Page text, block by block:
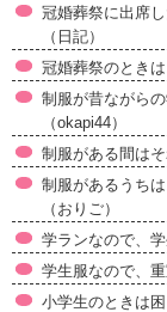
冠婚葬祭に出席
（日記）
冠婚葬祭のとき
制服が昔ながら
（okapi44）
制服がある間は
制服があるうち
（おりご）
学ランなので、
学生服なので、
小学生のときは